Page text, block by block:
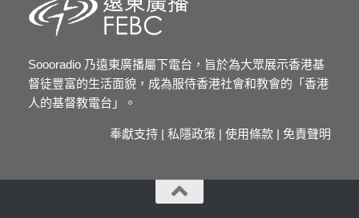
Soooradio 乃遠東廣播屬下電台，旨於為大眾展示香港基
督徒豐富的生活面貌，成為服侍香港社會和教會的「香港
人的基督教電台」。
奉獻支持 | 私隱政策 | 使用條款 | 免責聲明